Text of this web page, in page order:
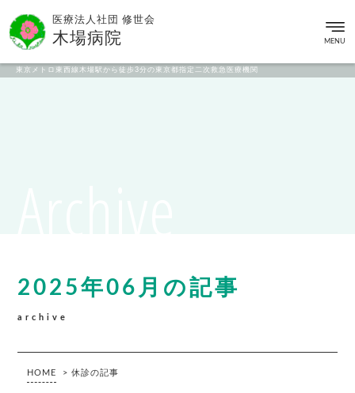
東京メトロ東西線木場駅から徒歩3分の東京都指定二次救急医療機関
医療法人社団 修世会
木場病院 MENU
2025年06月の記事
archive
HOME >休診の記事